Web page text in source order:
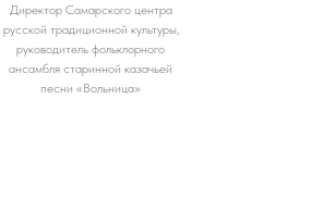
Директор Самарского центра
русской традиционной культуры,
руководитель фольклорного
ансамбля старинной казачьей
песни «Вольница»